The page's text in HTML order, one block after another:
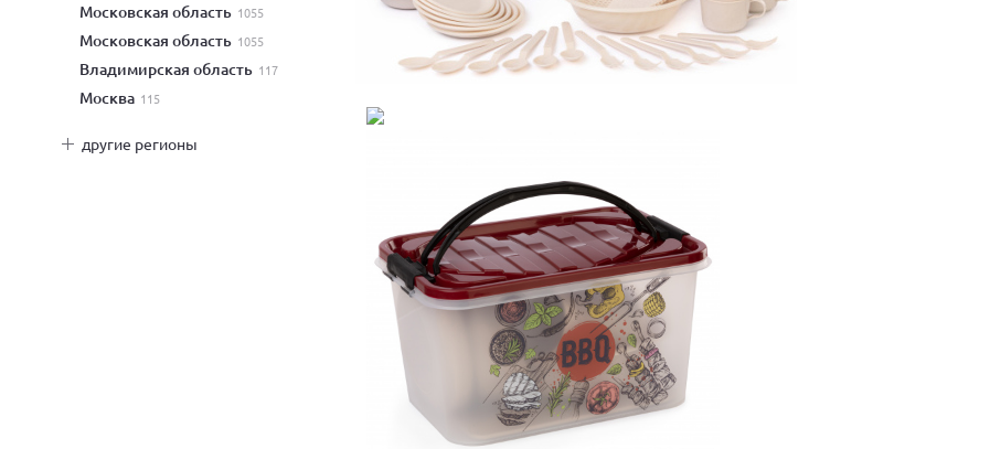
Московская область 1055
Московская область 1055
Владимирская область 117
Москва 115
другие регионы